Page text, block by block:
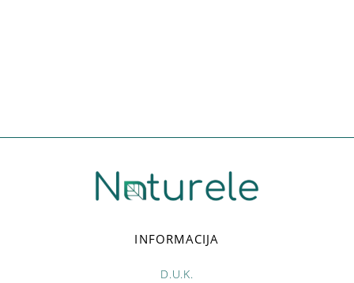
INFORMACIJA
D.U.K.